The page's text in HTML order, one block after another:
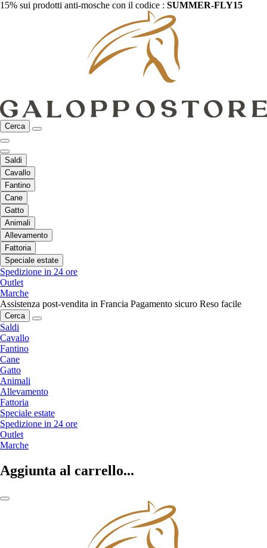
15% sui prodotti anti-mosche con il codice : SUMMER-FLY15
Cerca
Saldi
Cavallo
Fantino
Cane
Gatto
Animali
Allevamento
Fattoria
Speciale estate
Spedizione in 24 ore
Outlet
Marche
Assistenza post-vendita in Francia Pagamento sicuro Reso facile
Cerca
Saldi
Cavallo
Fantino
Cane
Gatto
Animali
Allevamento
Fattoria
Speciale estate
Spedizione in 24 ore
Outlet
Marche
Aggiunta al carrello...